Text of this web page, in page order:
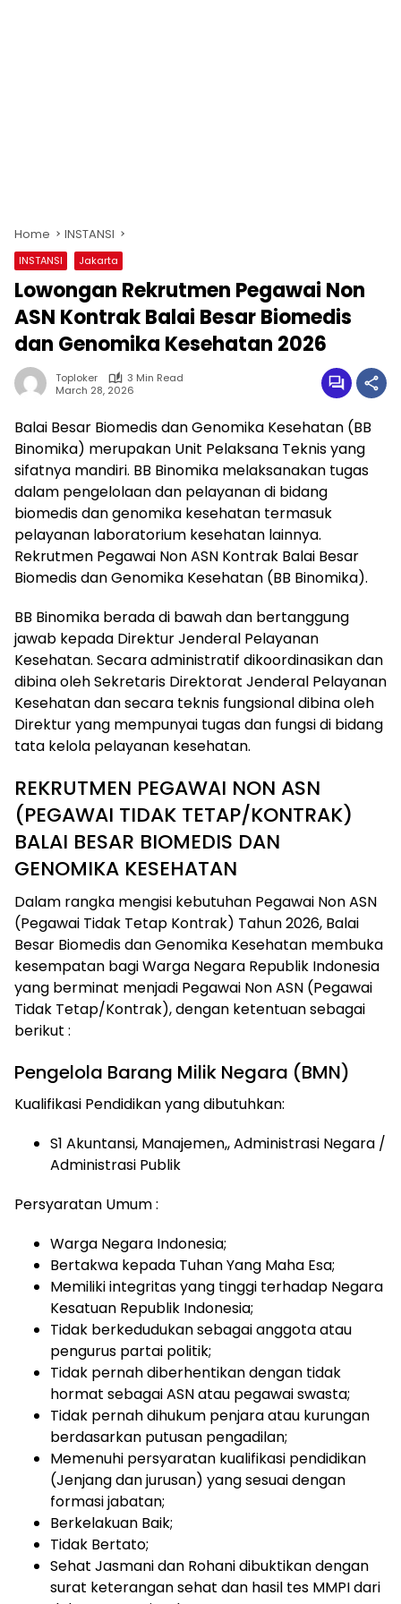
Home INSTANSI
INSTANSI Jakarta
Lowongan Rekrutmen Pegawai Non
ASN Kontrak Balai Besar Biomedis
dan Genomika Kesehatan 2026
Toploker
3 Min Read
March 28, 2026
Balai Besar Biomedis dan Genomika Kesehatan (BB
Binomika) merupakan Unit Pelaksana Teknis yang
sifatnya mandiri. BB Binomika melaksanakan tugas
dalam pengelolaan dan pelayanan di bidang
biomedis dan genomika kesehatan termasuk
pelayanan laboratorium kesehatan lainnya.
Rekrutmen Pegawai Non ASN Kontrak Balai Besar
Biomedis dan Genomika Kesehatan (BB Binomika).
BB Binomika berada di bawah dan bertanggung
jawab kepada Direktur Jenderal Pelayanan
Kesehatan. Secara administratif dikoordinasikan dan
dibina oleh Sekretaris Direktorat Jenderal Pelayanan
Kesehatan dan secara teknis fungsional dibina oleh
Direktur yang mempunyai tugas dan fungsi di bidang
tata kelola pelayanan kesehatan.
REKRUTMEN PEGAWAI NON ASN
(PEGAWAI TIDAK TETAP/KONTRAK)
BALAI BESAR BIOMEDIS DAN
GENOMIKA KESEHATAN
Dalam rangka mengisi kebutuhan Pegawai Non ASN
(Pegawai Tidak Tetap Kontrak) Tahun 2026, Balai
Besar Biomedis dan Genomika Kesehatan membuka
kesempatan bagi Warga Negara Republik Indonesia
yang berminat menjadi Pegawai Non ASN (Pegawai
Tidak Tetap/Kontrak), dengan ketentuan sebagai
berikut :
Pengelola Barang Milik Negara (BMN)
Kualifikasi Pendidikan yang dibutuhkan:
S1 Akuntansi, Manajemen,, Administrasi Negara /
Administrasi Publik
Persyaratan Umum :
Warga Negara Indonesia;
Bertakwa kepada Tuhan Yang Maha Esa;
Memiliki integritas yang tinggi terhadap Negara
Kesatuan Republik Indonesia;
Tidak berkedudukan sebagai anggota atau
pengurus partai politik;
Tidak pernah diberhentikan dengan tidak
hormat sebagai ASN atau pegawai swasta;
Tidak pernah dihukum penjara atau kurungan
berdasarkan putusan pengadilan;
Memenuhi persyaratan kualifikasi pendidikan
(Jenjang dan jurusan) yang sesuai dengan
formasi jabatan;
Berkelakuan Baik;
Tidak Bertato;
Sehat Jasmani dan Rohani dibuktikan dengan
surat keterangan sehat dan hasil tes MMPI dari